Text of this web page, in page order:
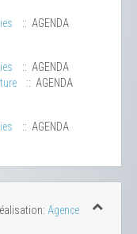
:: AGENDA
:: AGENDA
:: AGENDA
:: AGENDA
Agence